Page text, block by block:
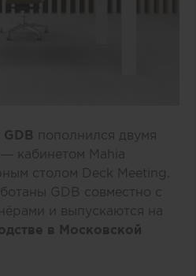
GDB пополнился двумя
кабинетом Mahia
столом Deck Meeting.
GDB совместно с
и выпускаются на
в Московской